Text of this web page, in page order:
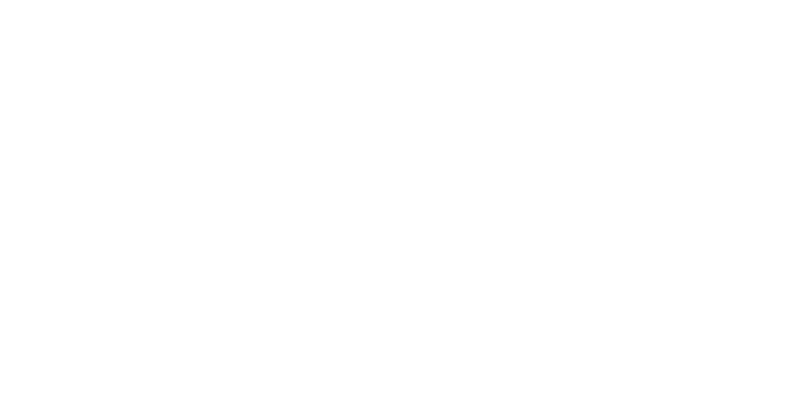
prevodu ambulancie. Preto, ak sa chystáte na kúpu ambulanciu venujte pozornosť nasledujúcim riadkom.
praktického lekárstva